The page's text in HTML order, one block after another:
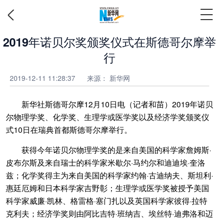
2019年诺贝尔奖颁奖仪式在斯德哥尔摩举
行
2019-12-11 11:28:37 来源： 新华网
新华社斯德哥尔摩12月10日电（记者和苗）2019年诺贝
尔物理学奖、化学奖、生理学或医学奖以及经济学奖颁奖仪
式10日在瑞典首都斯德哥尔摩举行。
获得今年诺贝尔物理学奖的是来自美国的科学家詹姆斯·
皮布尔斯及来自瑞士的科学家米歇尔·马约尔和迪迪埃·奎洛
兹；化学奖得主为来自美国的科学家约翰·古迪纳夫、斯坦利·
惠廷厄姆和日本科学家吉野彰；生理学或医学奖被授予美国
科学家威廉·凯林、格雷格·塞门扎以及英国科学家彼得·拉特
克利夫；经济学奖则由阿比吉特·班纳吉、埃丝特·迪弗洛和迈